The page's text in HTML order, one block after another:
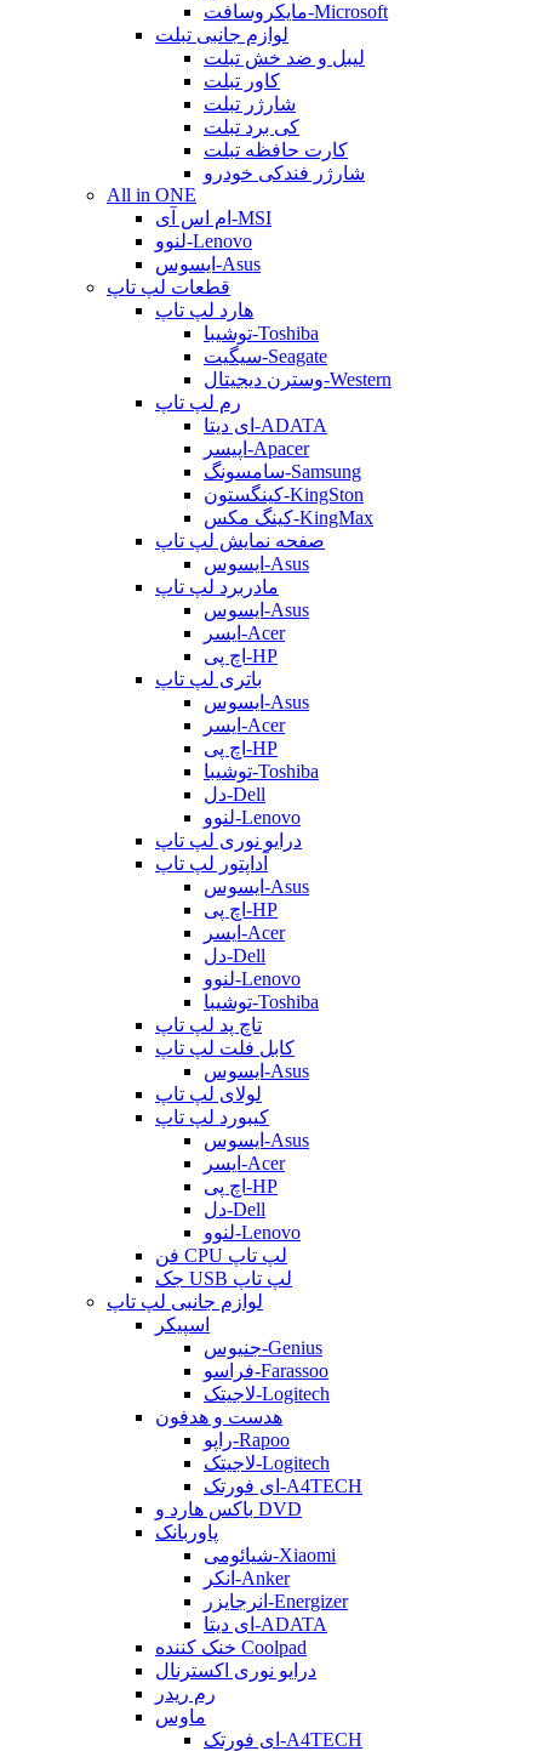
مایکروسافت-Microsoft
لوازم جانبی تبلت
لیبل و ضد خش تبلت
کاور تبلت
شارژر تبلت
کی برد تبلت
کارت حافظه تبلت
شارژر فندکی خودرو
All in ONE
ام اس آی-MSI
لنوو-Lenovo
ایسوس-Asus
قطعات لپ تاپ
هارد لپ تاپ
توشیبا-Toshiba
سیگیت-Seagate
وسترن دیجیتال-Western
رم لپ تاپ
ای دیتا-ADATA
اپیسر-Apacer
سامسونگ-Samsung
کینگستون-KingSton
کینگ مکس-KingMax
صفحه نمایش لپ تاپ
ایسوس-Asus
مادربرد لپ تاپ
ایسوس-Asus
ایسر-Acer
اچ پی-HP
باتری لپ تاپ
ایسوس-Asus
ایسر-Acer
اچ پی-HP
توشیبا-Toshiba
دل-Dell
لنوو-Lenovo
درایو نوری لپ تاپ
آداپتور لپ تاپ
ایسوس-Asus
اچ پی-HP
ایسر-Acer
دل-Dell
لنوو-Lenovo
توشیبا-Toshiba
تاچ پد لپ تاپ
کابل فلت لپ تاپ
ایسوس-Asus
لولای لپ تاپ
کیبورد لپ تاپ
ایسوس-Asus
ایسر-Acer
اچ پی-HP
دل-Dell
لنوو-Lenovo
فن CPU لپ تاپ
جک USB لپ تاپ
لوازم جانبی لپ تاپ
اسپیکر
جنیوس-Genius
فراسو-Farassoo
لاجیتک-Logitech
هدست و هدفون
راپو-Rapoo
لاجیتک-Logitech
ای فورتک-A4TECH
باکس هارد و DVD
پاوربانک
شیائومی-Xiaomi
انکر-Anker
انرجایزر-Energizer
ای دیتا-ADATA
خنک کننده Coolpad
درایو نوری اکسترنال
رم ریدر
ماوس
ای فورتک-A4TECH